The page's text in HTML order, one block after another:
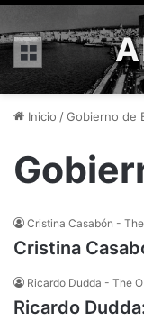
Menú
Inicio /Gobierno de
Cristina Casabón -
Cristina
Ricardo Dudda - The
Ricardo